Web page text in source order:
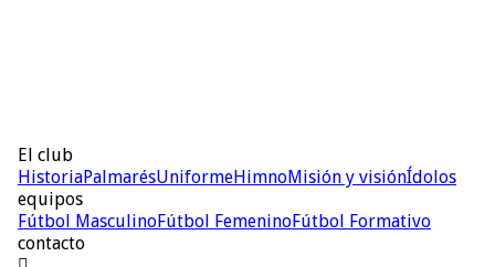
El club
HistoriaPalmarésUniformeHimnoMisión y visiónÍdolos
equipos
Fútbol MasculinoFútbol FemeninoFútbol Formativo
contacto